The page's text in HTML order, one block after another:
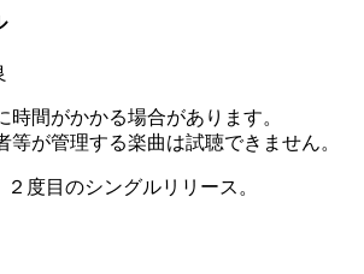
間がかかる場合があります。
が管理する楽曲は試聴できません。
度目のシングルリリース。